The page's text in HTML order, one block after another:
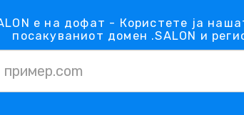
е на дофат - Користете ја
посакуваниот домен .SALON и